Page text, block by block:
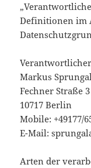
Definitionen im
Verantwortlicher
Markus
Fechner Straße 3
10717 Berlin
Mobile: +49177/
E-Mail:
Arten der